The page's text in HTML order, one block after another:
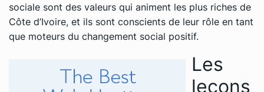
sociale sont des valeurs qui animent les plus riches de
Côte d’Ivoire, et ils sont conscients de leur rôle en tant
que moteurs du changement social positif.
Les
leçons